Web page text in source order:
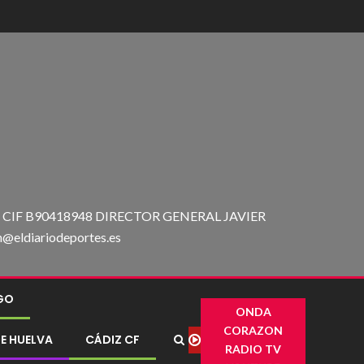
B90418948 DIRECTOR GENERAL JAVIER
HUELVA CÁDIZ CF
ONDA
CORAZON
RADIO TV